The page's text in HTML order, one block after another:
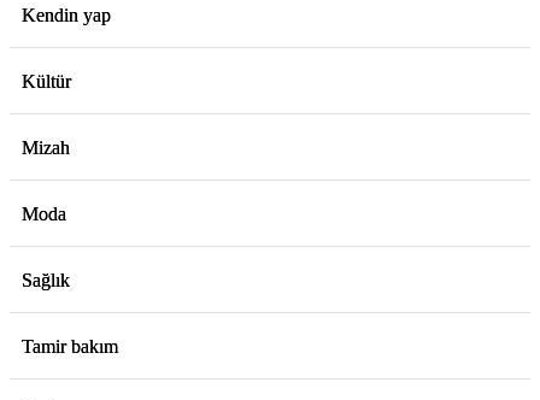
Kendin yap
Kültür
Mizah
Moda
Sağlık
Tamir bakım